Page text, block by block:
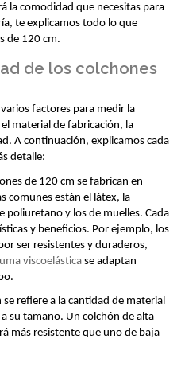
la comodidad que necesitas para
te explicamos todo lo que
de 120 cm.
de los colchones
el material de fabricación, la
A continuación, explicamos cada
detalle:
de 120 cm se fabrican en
comunes están el látex, la
poliuretano y los de muelles. Cada
ser resistentes y duraderos,
viscoelástica se adaptan
se refiere a la cantidad de material
su tamaño. Un colchón de alta
más resistente que uno de baja